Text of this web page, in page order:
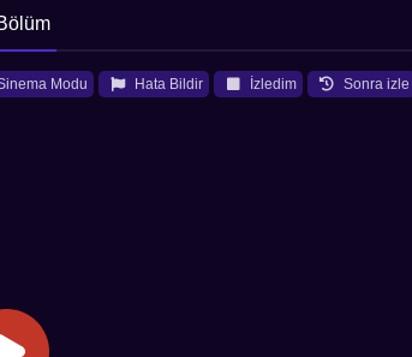
Sonra izle
İzledim
Hata Bildir
Modu